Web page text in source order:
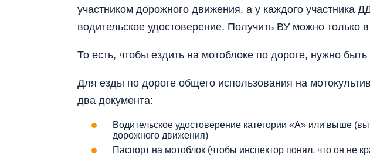
участником дорожного движения, а у каждого участника
водительское удостоверение. Получить ВУ можно только в
То есть, чтобы ездить на мотоблоке по дороге, нужно
Для езды по дороге общего использования на
два документа:
Водительское удостоверение категории «А» или выше (вы
дорожного движения)
Паспорт на мотоблок (чтобы инспектор понял, что он не